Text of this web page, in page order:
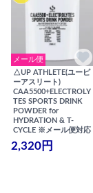
メール便
△UP ATHLETE(ユーピ
ーアスリート)
CAA5500+ELECTROLY
TES SPORTS DRINK
POWDER for
HYDRATION & T-
CYCLE ※メール便対応
2,320円